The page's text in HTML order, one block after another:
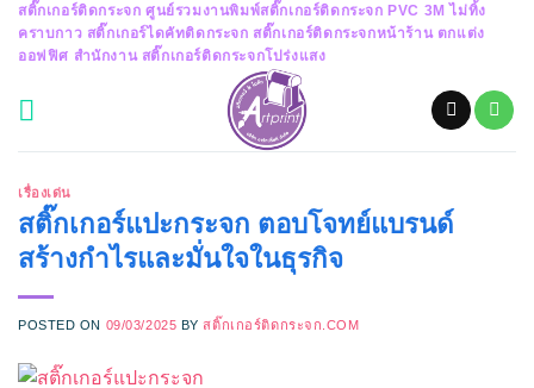
Skipสติ๊กเกอร์ติดกระจก ศูนย์รวมงานพิมพ์สติ๊กเกอร์ติดกระจก PVC 3M ไม่ทิ้ง
คราบกาว สติ๊กเกอร์ไดคัทติดกระจก สติ๊กเกอร์ติดกระจกหน้าร้าน ตกแต่ง
ออฟฟิศ สำนักงาน สติ๊กเกอร์ติดกระจกโปร่งแสง
เรื่องเด่น
สติ๊กเกอร์แปะกระจก ตอบโจทย์แบรนด์
สร้างกำไรและมั่นใจในธุรกิจ
POSTED ON 09/03/2025 BYสติ๊กเกอร์ติดกระจก.COM